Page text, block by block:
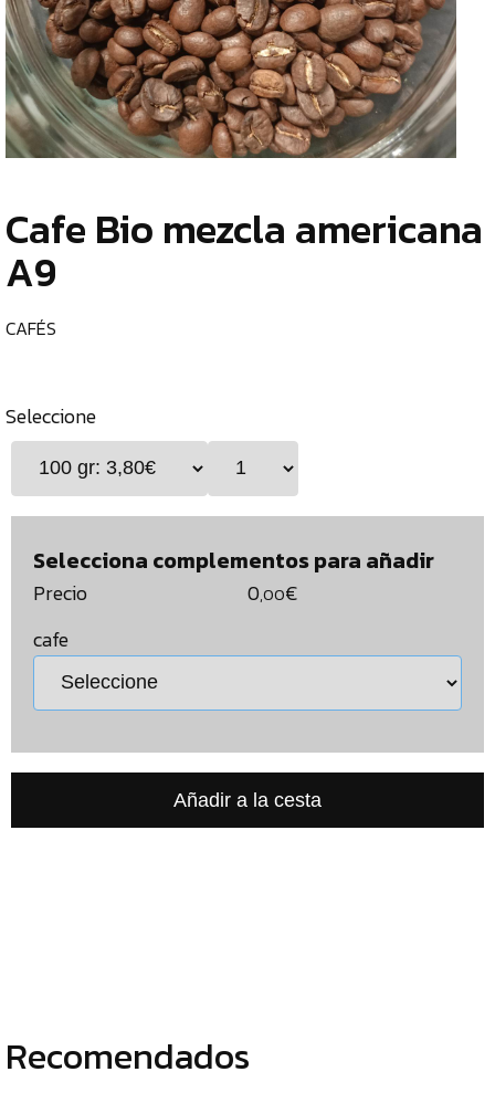
TIENDA
CHOCOLATES
ESPECIALES
ESPECIAS
CAFÉS
ALIMENTOS
DESHIDRATADOS
Cafe Bio mezcla americana
A9
CAFÉS
Seleccione
Selecciona complementos para añadir
Precio 0,00€
cafe
Recomendados